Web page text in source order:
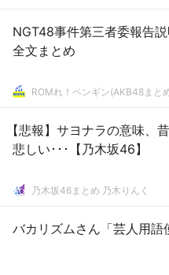
NGT48事件第三者委報告
全文まとめ
ROMれ！ペンギン(AKB48まと
【悲報】サヨナラの意味、
悲しい･･･【乃木坂46】
乃木坂46まとめ 乃木りんく
バカリズムさん「芸人用語